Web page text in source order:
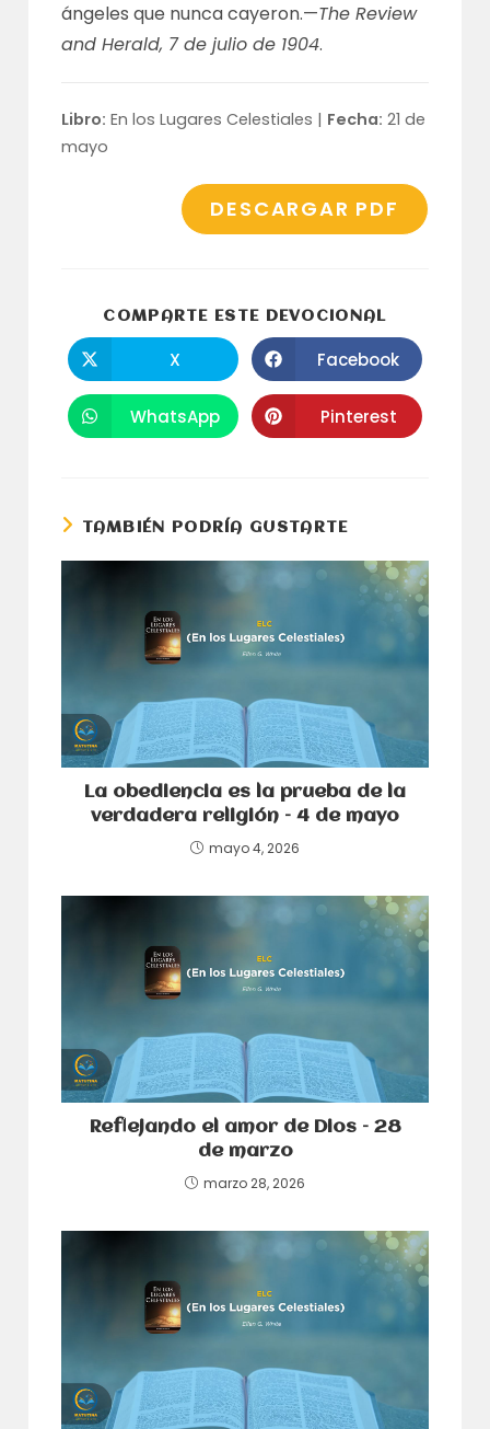
ángeles que nunca cayeron.—The Review
and Herald, 7 de julio de 1904.
Libro: En los Lugares Celestiales | Fecha: 21 de
mayo
DESCARGAR PDF
COMPARTE ESTE DEVOCIONAL
abre
en
una
nueva
ventana
X Se
abre
en
una
nueva
ventana
Facebook
Se
abre
WhatsApp Se
abre
Pinterest
TAMBIÉN PODRÍA GUSTARTE
La obediencia es la prueba de la
verdadera religión – 4 de mayo
mayo 4, 2026
Reflejando el amor de Dios – 28
de marzo
marzo 28, 2026